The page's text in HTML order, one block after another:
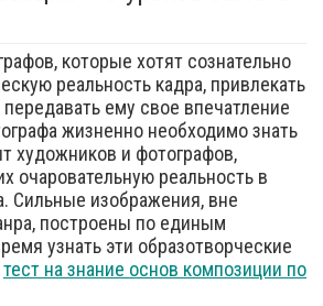
которые хотят сознательно
реальность кадра, привлекать
ему свое впечатление
жизненно необходимо знать
художников и фотографов,
очаровательную реальность в
Сильные изображения, вне
построены по единым
узнать эти образотворческие
тест на знание основ композиции по